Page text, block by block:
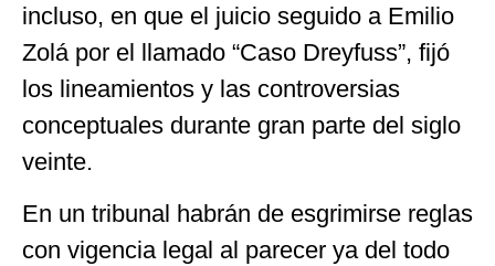
incluso, en que el juicio seguido a Emilio
Zolá por el llamado “Caso Dreyfuss”, fijó
los lineamientos y las controversias
conceptuales durante gran parte del siglo
veinte.
En un tribunal habrán de esgrimirse reglas
con vigencia legal al parecer ya del todo